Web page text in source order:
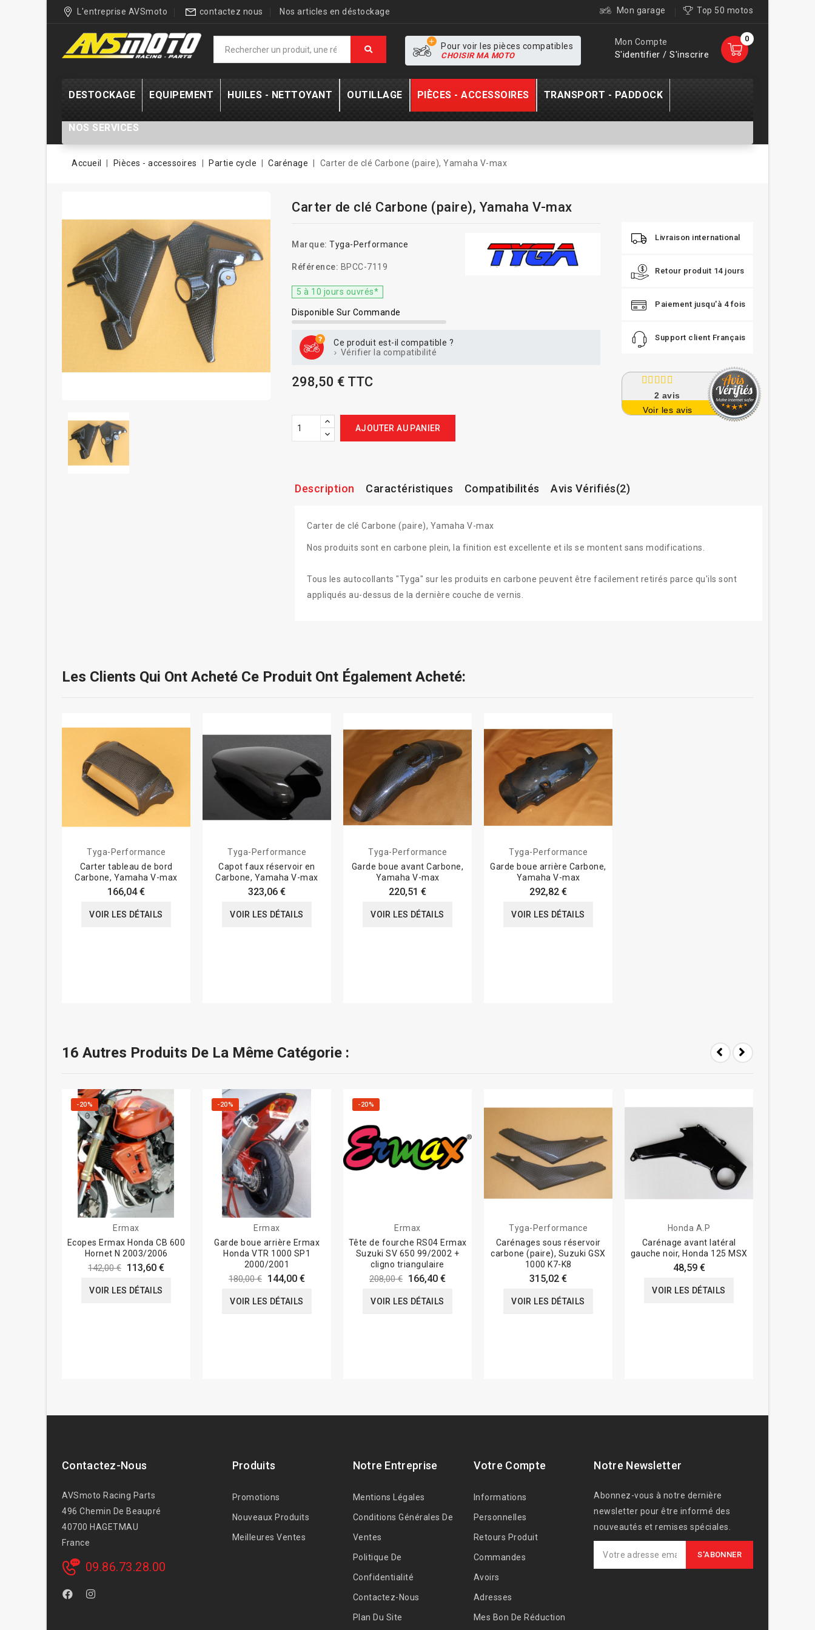
L'entreprise AVSmoto contactez nous Nos articles en déstockage Mon garage Top 50 motos
0
Mon Compte
S'identifier / S'inscrire
Pour voir les pièces compatibles
CHOISIR MA MOTO
DESTOCKAGE EQUIPEMENT HUILES - NETTOYANT OUTILLAGE PIÈCES - ACCESSOIRES TRANSPORT - PADDOCK
NOS SERVICES
Accueil Pièces - accessoires Partie cycle Carénage Carter de clé Carbone (paire), Yamaha V-max
Carter de clé Carbone (paire), Yamaha V-max
Marque: Tyga-Performance
Référence: BPCC-7119
5 à 10 jours ouvrés*
Disponible Sur Commande
Ce produit est-il compatible ?
Vérifier la compatibilité
298,50 € TTC
AJOUTER AU PANIER
Livraison international
Retour produit 14 jours
Paiement jusqu'à 4 fois
Support client Français
2 avis
Voir les avis
Description Caractéristiques Compatibilités Avis Vérifiés(2)
Carter de clé Carbone (paire), Yamaha V-max
Nos produits sont en carbone plein, la finition est excellente et ils se montent sans modifications.
Tous les autocollants "Tyga" sur les produits en carbone peuvent être facilement retirés parce qu'ils sont
appliqués au-dessus de la dernière couche de vernis.
Les Clients Qui Ont Acheté Ce Produit Ont Également Acheté:
Tyga-Performance
Carter tableau de bord
Carbone, Yamaha V-max
166,04 €
VOIR LES DÉTAILS
Tyga-Performance
Capot faux réservoir en
Carbone, Yamaha V-max
323,06 €
VOIR LES DÉTAILS
Tyga-Performance
Garde boue avant Carbone,
Yamaha V-max
220,51 €
VOIR LES DÉTAILS
Tyga-Performance
Garde boue arrière Carbone,
Yamaha V-max
292,82 €
VOIR LES DÉTAILS
16 Autres Produits De La Même Catégorie :
-20%
Ermax
Ecopes Ermax Honda CB 600
Hornet N 2003/2006
142,00 € 113,60 €
VOIR LES DÉTAILS
-20%
Ermax
Garde boue arrière Ermax
Honda VTR 1000 SP1
2000/2001
180,00 € 144,00 €
VOIR LES DÉTAILS
-20%
Ermax
Tête de fourche RS04 Ermax
Suzuki SV 650 99/2002 +
cligno triangulaire
208,00 € 166,40 €
VOIR LES DÉTAILS
Tyga-Performance
Carénages sous réservoir
carbone (paire), Suzuki GSX
1000 K7-K8
315,02 €
VOIR LES DÉTAILS
Honda A.P
Carénage avant latéral
gauche noir, Honda 125 MSX
48,59 €
VOIR LES DÉTAILS
Contactez-Nous
AVSmoto Racing Parts
496 Chemin De Beaupré
40700 HAGETMAU
France
09.86.73.28.00
Produits
Promotions
Nouveaux Produits
Meilleures Ventes
Notre Entreprise
Mentions Légales
Conditions Générales De
Ventes
Politique De
Confidentialité
Contactez-Nous
Plan Du Site
Votre Compte
Informations
Personnelles
Retours Produit
Commandes
Avoirs
Adresses
Mes Bon De Réduction
Notre Newsletter
Abonnez-vous à notre dernière
newsletter pour être informé des
nouveautés et remises spéciales.